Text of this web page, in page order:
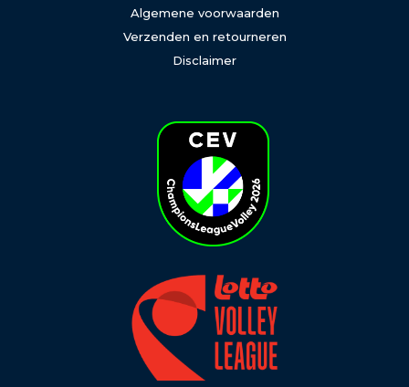
Algemene voorwaarden
Verzenden en retourneren
Disclaimer